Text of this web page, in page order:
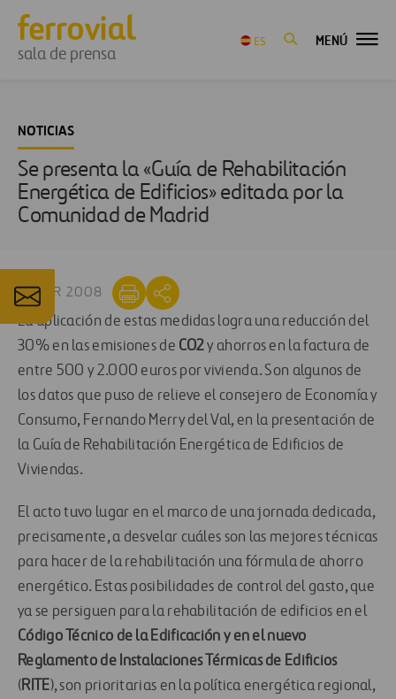
sala de prensa
ES MENÚ
NOTICIAS
Se presenta la «Guía de Rehabilitación
Energética de Edificios» editada por la
Comunidad de Madrid
11 MAR 2008
La aplicación de estas medidas logra una reducción del
30% en las emisiones de CO2y ahorros en la factura de
entre 500 y 2.000 euros por vivienda. Son algunos de
los datos que puso de relieve el consejero de Economía y
Consumo, Fernando Merry del Val, en la presentación de
la Guía de Rehabilitación Energética de Edificios de
Viviendas.
El acto tuvo lugar en el marco de una jornada dedicada,
precisamente, a desvelar cuáles son las mejores técnicas
para hacer de la rehabilitación una fórmula de ahorro
energético. Estas posibilidades de control del gasto, que
ya se persiguen para la rehabilitación de edificios en el
Código Técnico de la Edificación y en el nuevo
Reglamento de Instalaciones Térmicas de Edificios
(RITE), son prioritarias en la política energética regional,